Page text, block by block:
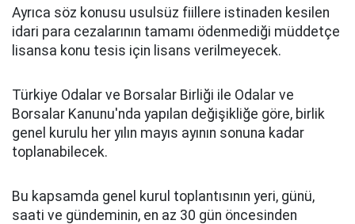
Ayrıca söz konusu usulsüz fiillere istinaden kesilen
idari para cezalarının tamamı ödenmediği müddetçe
lisansa konu tesis için lisans verilmeyecek.
Türkiye Odalar ve Borsalar Birliği ile Odalar ve
Borsalar Kanunu'nda yapılan değişikliğe göre, birlik
genel kurulu her yılın mayıs ayının sonuna kadar
toplanabilecek.
Bu kapsamda genel kurul toplantısının yeri, günü,
saati ve gündeminin, en az 30 gün öncesinden